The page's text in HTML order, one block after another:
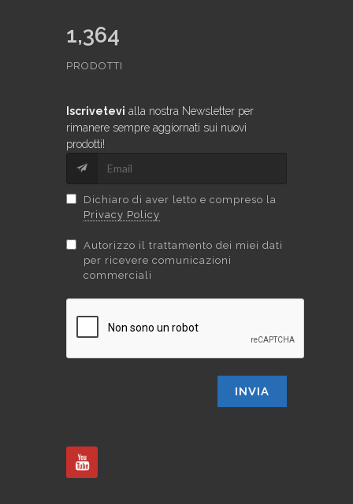
1,364
PRODOTTI
Iscrivetevi alla nostra Newsletter per
rimanere sempre aggiornati sui nuovi
prodotti!
Dichiaro di aver letto e compreso la
Privacy Policy
Autorizzo il trattamento dei miei dati
per ricevere comunicazioni
commerciali
INVIA